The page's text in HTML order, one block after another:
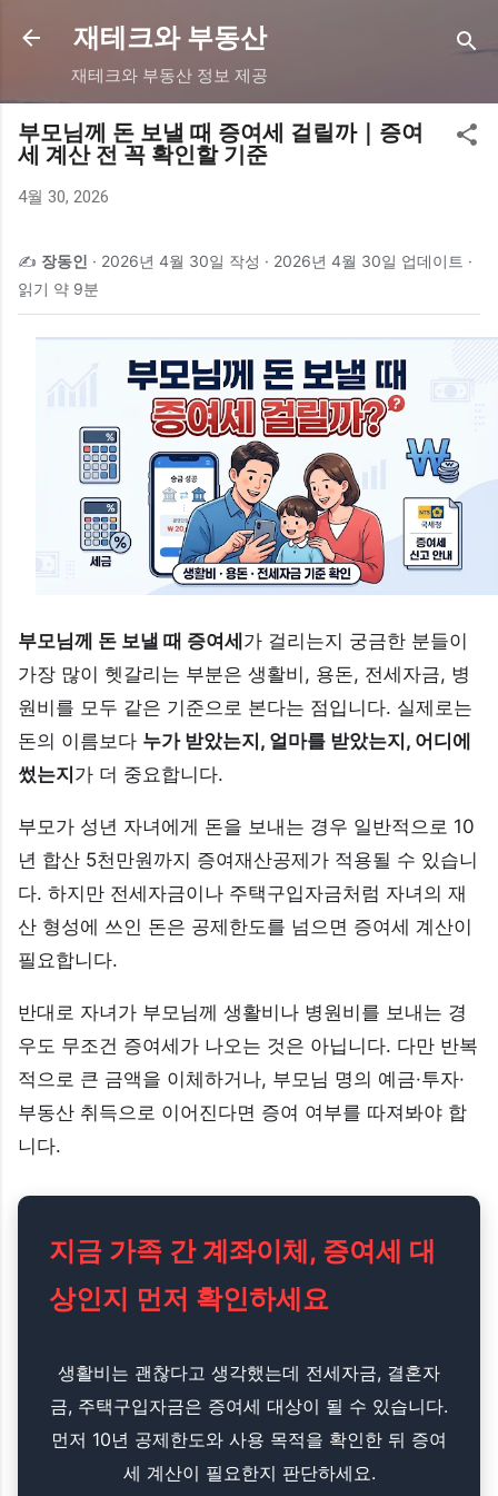
기본 콘텐츠로 건너뛰기
재테크와 부동산
재테크와 부동산 정보 제공
부모님께 돈 보낼 때 증여세 걸릴까｜증여
세 계산 전 꼭 확인할 기준
4월 30, 2026
✍️ 장동인 · 2026년 4월 30일 작성 · 2026년 4월 30일 업데이트 ·
읽기 약 9분
부모님께 돈 보낼 때 증여세가 걸리는지 궁금한 분들이
가장 많이 헷갈리는 부분은 생활비, 용돈, 전세자금, 병
원비를 모두 같은 기준으로 본다는 점입니다. 실제로는
돈의 이름보다 누가 받았는지, 얼마를 받았는지, 어디에
썼는지가 더 중요합니다.
부모가 성년 자녀에게 돈을 보내는 경우 일반적으로 10
년 합산 5천만원까지 증여재산공제가 적용될 수 있습니
다. 하지만 전세자금이나 주택구입자금처럼 자녀의 재
산 형성에 쓰인 돈은 공제한도를 넘으면 증여세 계산이
필요합니다.
반대로 자녀가 부모님께 생활비나 병원비를 보내는 경
우도 무조건 증여세가 나오는 것은 아닙니다. 다만 반복
적으로 큰 금액을 이체하거나, 부모님 명의 예금·투자·
부동산 취득으로 이어진다면 증여 여부를 따져봐야 합
니다.
지금 가족 간 계좌이체, 증여세 대
상인지 먼저 확인하세요
생활비는 괜찮다고 생각했는데 전세자금, 결혼자
금, 주택구입자금은 증여세 대상이 될 수 있습니다.
먼저 10년 공제한도와 사용 목적을 확인한 뒤 증여
세 계산이 필요한지 판단하세요.